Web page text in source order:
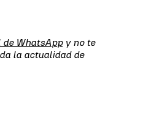
de WhatsAppy no te
la actualidad de